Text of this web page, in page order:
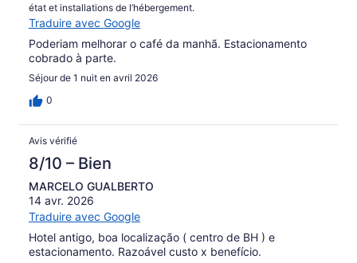
état et installations de l’hébergement.
Traduire avec Google
Poderiam melhorar o café da manhã. Estacionamento
cobrado à parte.
Séjour de 1 nuit en avril 2026
0
Avis vérifié
8/10 – Bien
MARCELO GUALBERTO
14 avr. 2026
Traduire avec Google
Hotel antigo, boa localização ( centro de BH ) e
estacionamento. Razoável custo x benefício.